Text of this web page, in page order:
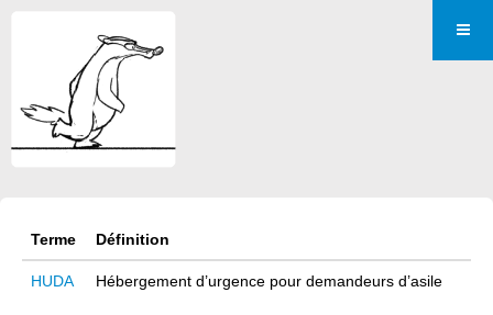
Terme Définition
HUDA Hébergement d’urgence pour demandeurs d’asile